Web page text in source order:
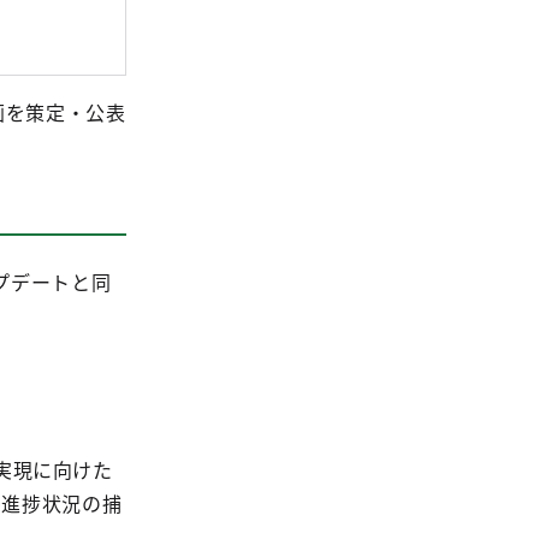
策定・公表
デートと同
現に向けた
捗状況の捕